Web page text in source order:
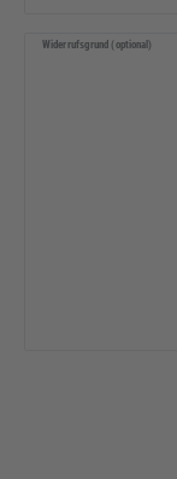
Widerrufsgrund (optional)